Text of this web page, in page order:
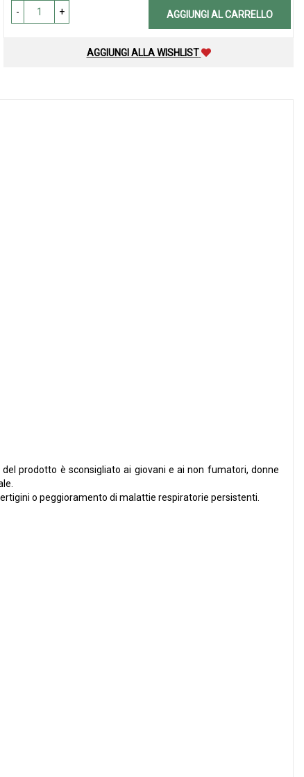
- + AGGIUNGI AL CARRELLO
AGGIUNGI ALLA WISHLIST
prodotto è sconsigliato ai giovani e ai non fumatori, donne
o peggioramento di malattie respiratorie persistenti.